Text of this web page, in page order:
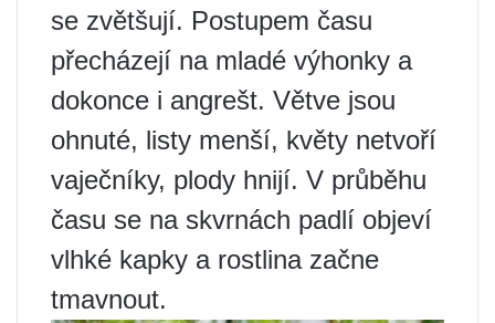
se zvětšují. Postupem času
přecházejí na mladé výhonky a
dokonce i angrešt. Větve jsou
ohnuté, listy menší, květy netvoří
vaječníky, plody hnijí. V průběhu
času se na skvrnách padlí objeví
vlhké kapky a rostlina začne
tmavnout.